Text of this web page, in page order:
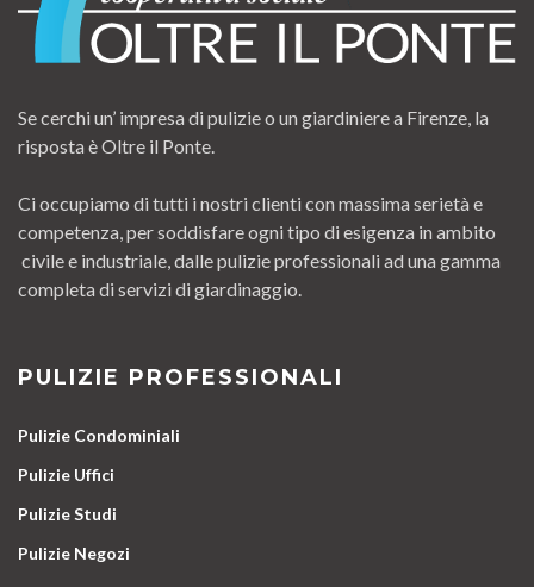
Se cerchi un’ impresa di pulizie o un giardiniere a Firenze, la
risposta è Oltre il Ponte.
Ci occupiamo di tutti i nostri clienti con massima serietà e
competenza, per soddisfare ogni tipo di esigenza in ambito
civile e industriale, dalle pulizie professionali ad una gamma
completa di servizi di giardinaggio.
PULIZIE PROFESSIONALI
Pulizie Condominiali
Pulizie Uffici
Pulizie Studi
Pulizie Negozi